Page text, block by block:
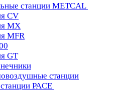
станции METCAL
CV
MX
MFR
GT
станции
PACE